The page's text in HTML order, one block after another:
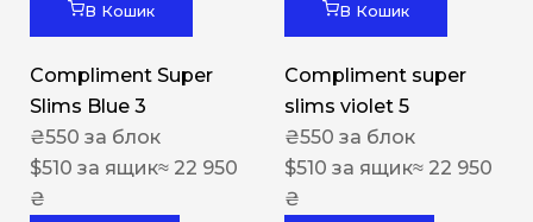
В Кошик
Compliment Super
Slims Blue 3
₴550 за блок
$510 за ящик≈ 22 950
₴
В Кошик
Compliment super
slims violet 5
₴550 за блок
$510 за ящик≈ 22 950
₴